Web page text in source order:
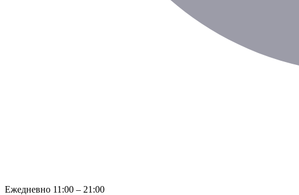
Ежедневно 11:00 ‒ 21:00